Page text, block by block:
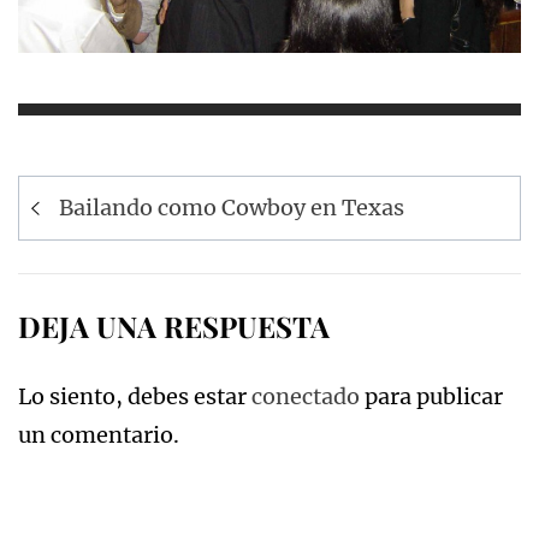
Navegación
de
Bailando como Cowboy en Texas
DEJA UNA RESPUESTA
Lo siento, debes estarconectado para publicar
un comentario.